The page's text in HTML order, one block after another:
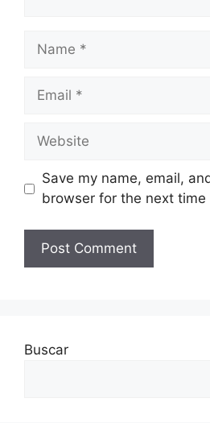
Name
Email
Website
Save my name, email,
browser for the next time
Buscar